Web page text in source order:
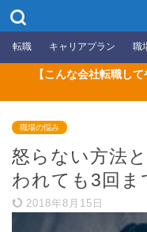
転職 キャリアプラン 職
【こんな会社転職し
職場の悩み
怒らない方法
われても3回ま
2018年8月15日